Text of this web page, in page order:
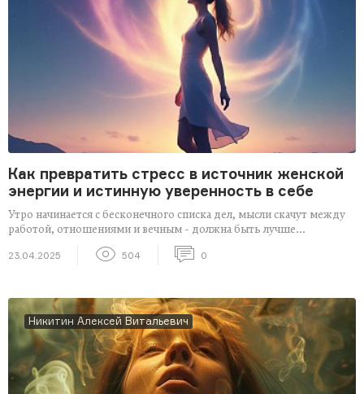
Как превратить стресс в источник женской
энергии и истинную уверенность в себе
Утро начинается с бесконечного списка дел, мысли скачут между
работой, отношениями и вечным - должна быть лучше...
23.04.2025 504 0
Никитин Алексей Витальевич